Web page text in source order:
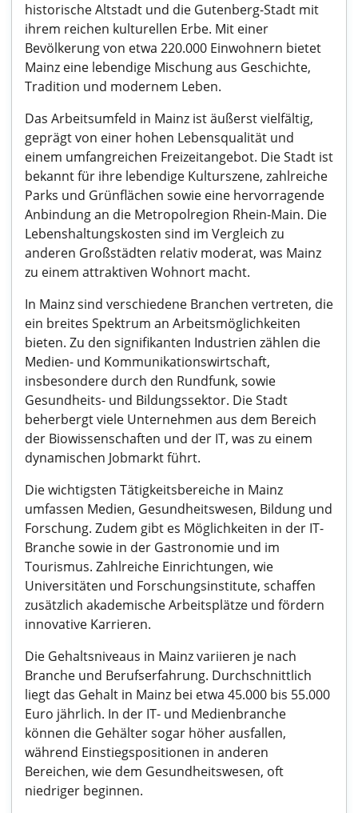
historische Altstadt und die Gutenberg-Stadt mit
ihrem reichen kulturellen Erbe. Mit einer
Bevölkerung von etwa 220.000 Einwohnern bietet
Mainz eine lebendige Mischung aus Geschichte,
Tradition und modernem Leben.
Das Arbeitsumfeld in Mainz ist äußerst vielfältig,
geprägt von einer hohen Lebensqualität und
einem umfangreichen Freizeitangebot. Die Stadt ist
bekannt für ihre lebendige Kulturszene, zahlreiche
Parks und Grünflächen sowie eine hervorragende
Anbindung an die Metropolregion Rhein-Main. Die
Lebenshaltungskosten sind im Vergleich zu
anderen Großstädten relativ moderat, was Mainz
zu einem attraktiven Wohnort macht.
In Mainz sind verschiedene Branchen vertreten, die
ein breites Spektrum an Arbeitsmöglichkeiten
bieten. Zu den signifikanten Industrien zählen die
Medien- und Kommunikationswirtschaft,
insbesondere durch den Rundfunk, sowie
Gesundheits- und Bildungssektor. Die Stadt
beherbergt viele Unternehmen aus dem Bereich
der Biowissenschaften und der IT, was zu einem
dynamischen Jobmarkt führt.
Die wichtigsten Tätigkeitsbereiche in Mainz
umfassen Medien, Gesundheitswesen, Bildung und
Forschung. Zudem gibt es Möglichkeiten in der IT-
Branche sowie in der Gastronomie und im
Tourismus. Zahlreiche Einrichtungen, wie
Universitäten und Forschungsinstitute, schaffen
zusätzlich akademische Arbeitsplätze und fördern
innovative Karrieren.
Die Gehaltsniveaus in Mainz variieren je nach
Branche und Berufserfahrung. Durchschnittlich
liegt das Gehalt in Mainz bei etwa 45.000 bis 55.000
Euro jährlich. In der IT- und Medienbranche
können die Gehälter sogar höher ausfallen,
während Einstiegspositionen in anderen
Bereichen, wie dem Gesundheitswesen, oft
niedriger beginnen.